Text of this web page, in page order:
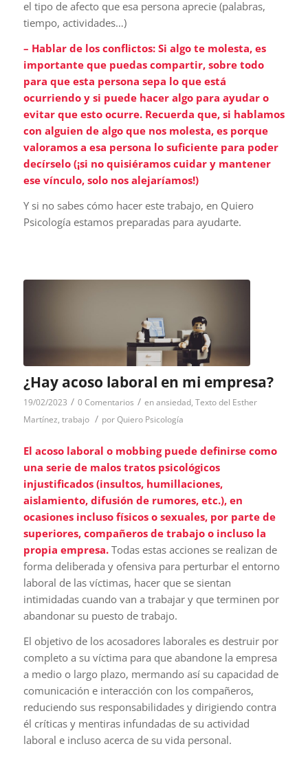
el tipo de afecto que esa persona aprecie (palabras,
tiempo, actividades…)
– Hablar de los conflictos: Si algo te molesta, es
importante que puedas compartir, sobre todo
para que esta persona sepa lo que está
ocurriendo y si puede hacer algo para ayudar o
evitar que esto ocurre. Recuerda que, si hablamos
con alguien de algo que nos molesta, es porque
valoramos a esa persona lo suficiente para poder
decírselo (¡si no quisiéramos cuidar y mantener
ese vínculo, solo nos alejaríamos!)
Y si no sabes cómo hacer este trabajo, en Quiero
Psicología estamos preparadas para ayudarte.
¿Hay acoso laboral en mi empresa?
19/02/2023 / 0 Comentarios / enansiedad, Texto del Esther
Martínez, trabajo / porQuiero Psicología
El acoso laboral o mobbing puede definirse como
una serie de malos tratos psicológicos
injustificados (insultos, humillaciones,
aislamiento, difusión de rumores, etc.), en
ocasiones incluso físicos o sexuales, por parte de
superiores, compañeros de trabajo o incluso la
propia empresa. Todas estas acciones se realizan de
forma deliberada y ofensiva para perturbar el entorno
laboral de las víctimas, hacer que se sientan
intimidadas cuando van a trabajar y que terminen por
abandonar su puesto de trabajo.
El objetivo de los acosadores laborales es destruir por
completo a su víctima para que abandone la empresa
a medio o largo plazo, mermando así su capacidad de
comunicación e interacción con los compañeros,
reduciendo sus responsabilidades y dirigiendo contra
él críticas y mentiras infundadas de su actividad
laboral e incluso acerca de su vida personal.